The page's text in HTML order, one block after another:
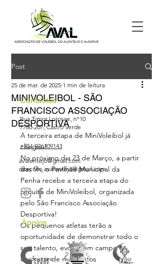
Post
MINIVOLEIBOL - SÃO
FRANCISCO ASSOCIAÇÃO
DESPORTIVA
25 de mar. de 2025 1 min de leitura
A terceira etapa de MiniVoleibol já
chegou!
No próximo dia 23 de Março, a partir
das 9h, o Pavilhão Municipal da
Penha recebe a terceira etapa do
circuito de MiniVoleibol, organizada
pelo São Francisco Associação
Desportiva!
Os pequenos atletas terão a
oportunidade de demonstrar todo o
seu talento, evoluir em campo e
desfrutar de momentos
Contactos
Rua Timor Lorosae, nº10
7780-207, Castro Verde
+351 926109143
avalentejo@gmail.com
direccao.avalentejo@gmail.com
Apoios